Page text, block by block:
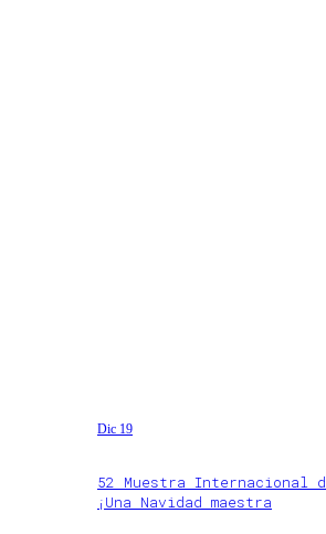
Dic 19
52 Muestra Internacional
¡Una Navidad maestra